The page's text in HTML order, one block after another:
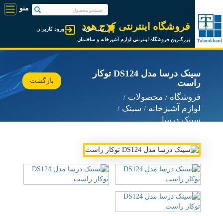
فروشگاه اینترنتی کرج هود
بزرگترین فروشگاه اینترنتی لوازم آشپزخانه و ساختمان
ورود کاربران سبد خرید
سینک درسا مدل DS124 توکار
راست
فروشگاه
محصولات
لوازم آشپزخانه
سینک
سینک درسا
بازگشت